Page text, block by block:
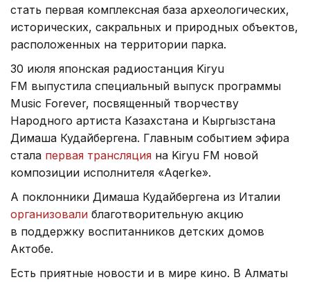
стать первая комплексная база археологических,
исторических, сакральных и природных объектов,
расположенных на территории парка.
30 июля японская радиостанция Kiryu
FM выпустила специальный выпуск программы
Music Forever, посвященный творчеству
Народного артиста Казахстана и Кыргызстана
Димаша Кудайбергена. Главным событием эфира
стала первая трансляция на Kiryu FM новой
композиции исполнителя «Aqerke».
А поклонники Димаша Кудайбергена из Италии
организовали благотворительную акцию
в поддержку воспитанников детских домов
Актобе.
Есть приятные новости и в мире кино. В Алматы